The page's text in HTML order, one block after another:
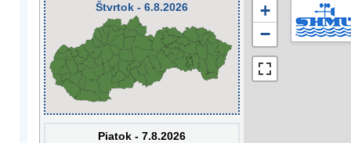
Štvrtok - 6.8.2026
Piatok - 7.8.2026
+
−